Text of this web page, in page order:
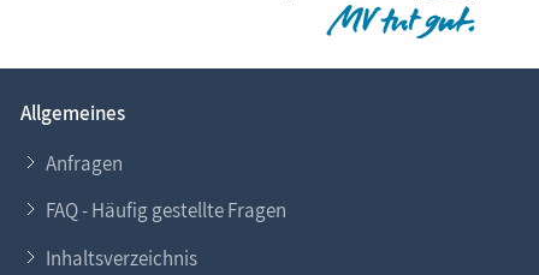
Allgemeines
Anfragen
FAQ - Häufig gestellte Fragen
Inhaltsverzeichnis